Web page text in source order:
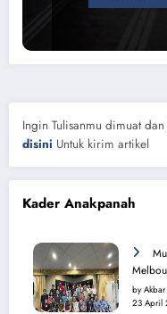
Ingin Tulisanmu dimuat
disini Untuk kirim artikel
Kader Anakpanah
by
23 April